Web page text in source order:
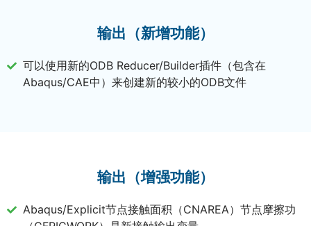
输出（新增功能）
可以使用新的ODB Reducer/Builder插件（包含在
Abaqus/CAE中）来创建新的较小的ODB文件
输出（增强功能）
Abaqus/Explicit节点接触面积（CNAREA）节点摩擦功